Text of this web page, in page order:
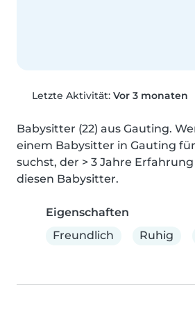
Letzte Aktivität: Vor 3 monaten
Babysitter (22) aus Gauting.
einem Babysitter in Gauting für
suchst, der > 3 Jahre
diesen Babysitter.
Eigenschaften
Freundlich
Ruhig